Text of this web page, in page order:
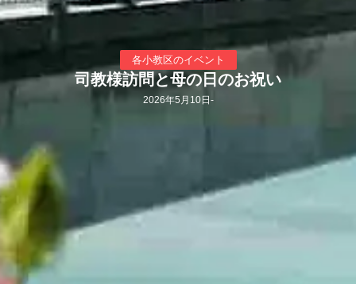
各小教区のイベント
司教様訪問と母の日のお祝い
2026年5月10日 -